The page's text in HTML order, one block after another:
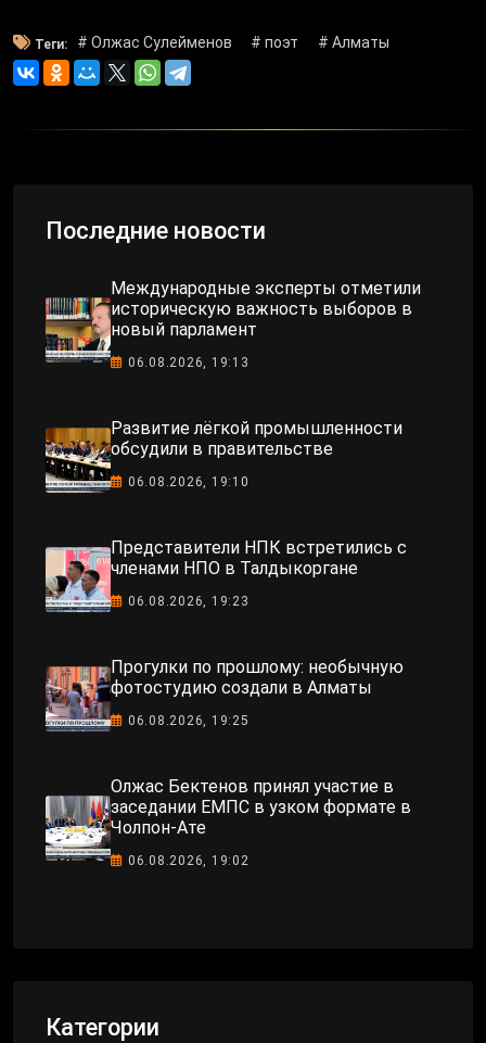
Теги: # Олжас Сулейменов # поэт # Алматы
Последние новости
Международные эксперты отметили
историческую важность выборов в
новый парламент
06.08.2026, 19:13
Развитие лёгкой промышленности
обсудили в правительстве
06.08.2026, 19:10
Представители НПК встретились с
членами НПО в Талдыкоргане
06.08.2026, 19:23
Прогулки по прошлому: необычную
фотостудию создали в Алматы
06.08.2026, 19:25
Олжас Бектенов принял участие в
заседании ЕМПС в узком формате в
Чолпон-Ате
06.08.2026, 19:02
Категории